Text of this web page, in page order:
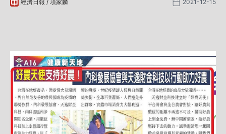
術所構成，有效解決銀行對於風險控制上的擔憂，開創四
經濟日報 / 項家麟 2021-12-15